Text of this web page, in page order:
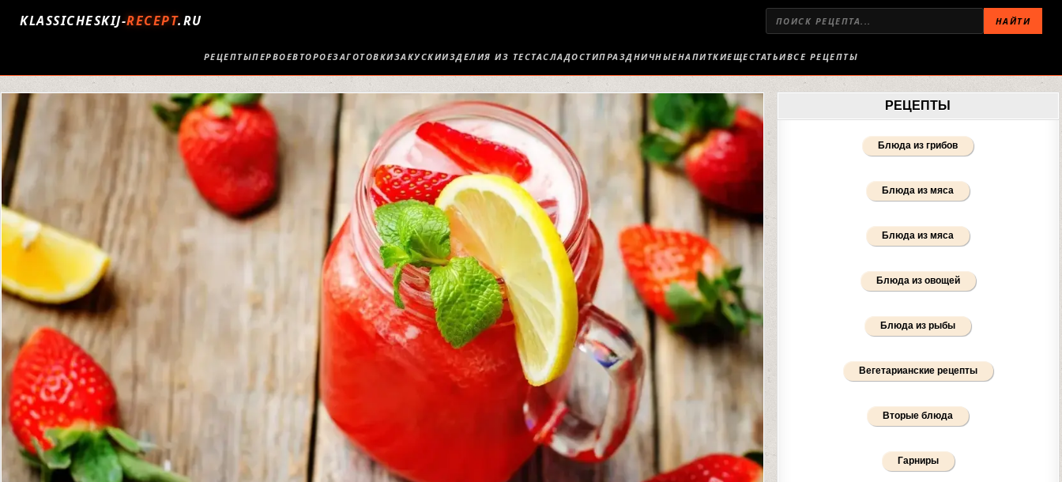
KLASSICHESKIJ-RECEPT.RU НАЙТИ
РЕЦЕПТЫПЕРВОЕВТОРОЕЗАГОТОВКИЗАКУСКИИЗДЕЛИЯ ИЗ ТЕСТАСЛАДОСТИПРАЗДНИЧНЫЕНАПИТКИЕЩЕСТАТЬИВСЕ РЕЦЕПТЫ
РЕЦЕПТЫ
Блюда из грибов
Блюда из мяса
Блюда из мяса
Блюда из овощей
Блюда из рыбы
Вегетарианские рецепты
Вторые блюда
Гарниры